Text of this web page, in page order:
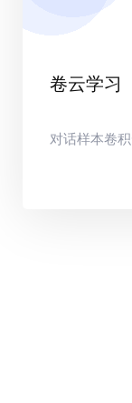
卷云学习
对话样本卷